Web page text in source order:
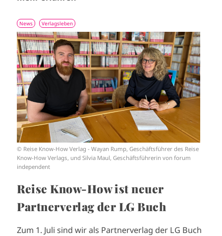
News Verlagsleben
I
m
a
g
e
© Reise Know-How Verlag - Wayan Rump, Geschäftsführer des Reise
Know-How Verlags, und Silvia Maul, Geschäftsführerin von forum
independent
Reise Know-How ist neuer
Partnerverlag der LG Buch
Zum 1. Juli sind wir als Partnerverlag der LG Buch